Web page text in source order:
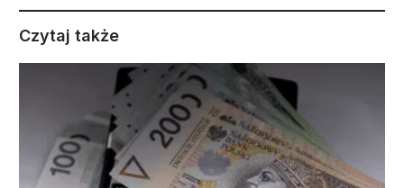
Czytaj także